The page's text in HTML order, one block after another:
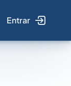
Entrar